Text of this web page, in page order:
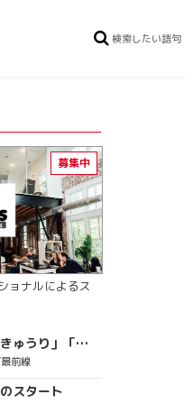
ョナルによるス
「おばあちゃん」「きゅうり」「ディスコで踊るおじさん」をCM素材に使った、「気持ちよさ」が売りの意外な商品とは？
前線
スタート